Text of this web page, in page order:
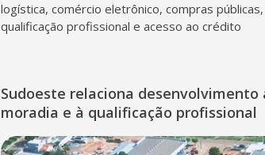
logística, comércio eletrônico, compras públicas,
qualificação profissional e acesso ao crédito
Sudoeste relaciona desenvolvimento
moradia e à qualificação profissional